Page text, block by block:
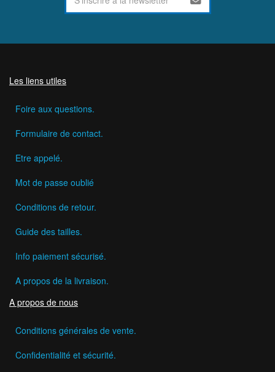
Les liens utiles
Foire aux questions.
Formulaire de contact.
Etre appelé.
Mot de passe oublié
Conditions de retour.
Guide des tailles.
Info paiement sécurisé.
A propos de la livraison.
A propos de nous
Conditions générales de vente.
Confidentialité et sécurité.